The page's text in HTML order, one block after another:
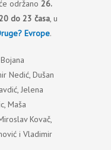
održano 26.
do 23 časa, u
Evrope.
Nedić, Dušan
Jelena
Maša
Kovač,
i Vladimir